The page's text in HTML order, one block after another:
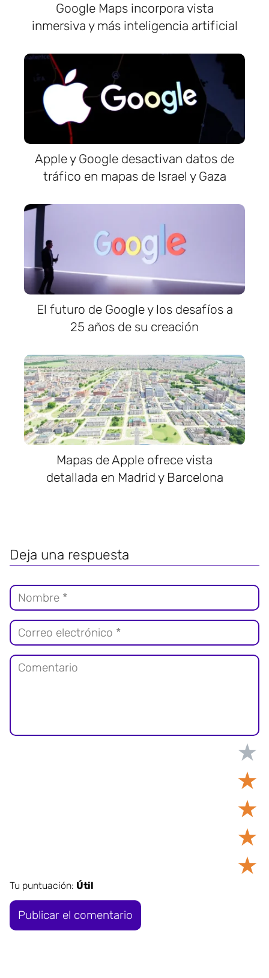
Google Maps incorpora vista
inmersiva y más inteligencia artificial
Apple y Google desactivan datos de
tráfico en mapas de Israel y Gaza
El futuro de Google y los desafíos a
25 años de su creación
Mapas de Apple ofrece vista
detallada en Madrid y Barcelona
Deja una respuesta
★
★
★
★
★
Tu puntuación: Útil